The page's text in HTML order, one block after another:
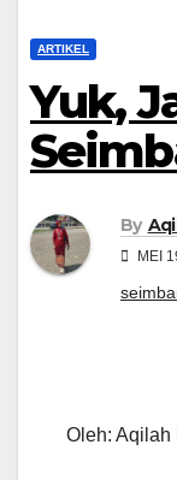
ARTIKEL
Yuk,
By
MEI
Oleh: Aqilah